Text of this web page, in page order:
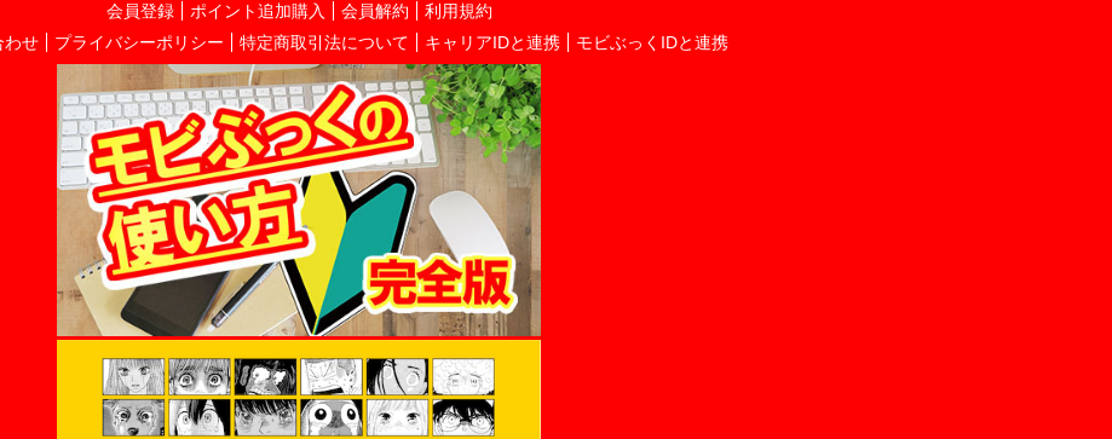
会員登録 ポイント追加購入 会員解約
利用規約
わせ プライバシーポリシー 特定商取引法について キャリアIDと連携 モビぶっくIDと連携